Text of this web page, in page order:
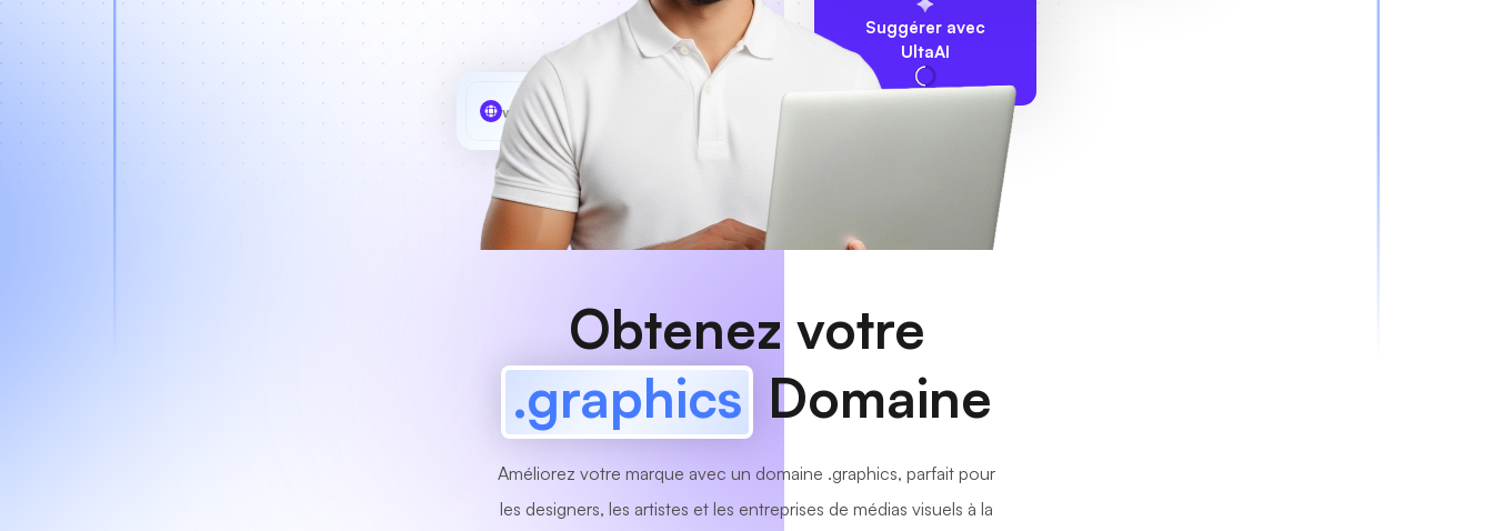
Suggérer avec
UltaAI
www MyCafe
Obtenez votre
.graphics Domaine
Améliorez votre marque avec un domaine .graphics, parfait pour
les designers, les artistes et les entreprises de médias visuels à la